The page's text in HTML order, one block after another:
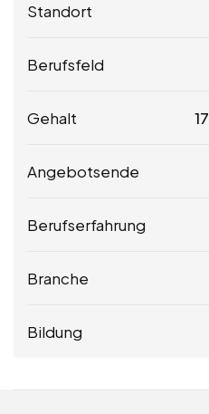
Standort
Berufsfeld
Gehalt 17
Angebotsende
Berufserfahrung
Branche
Bildung